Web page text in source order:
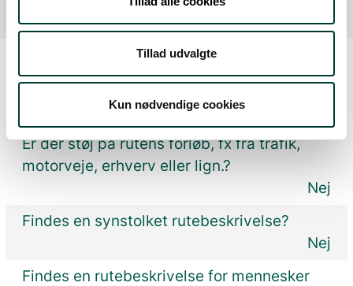
Tillad udvalgte
Kun nødvendige cookies
Oplysninger om tilgængelighed
Er der støj på rutens forløb, fx fra trafik,
motorveje, erhverv eller lign.?
Nej
Findes en synstolket rutebeskrivelse?
Nej
Findes en rutebeskrivelse for mennesker